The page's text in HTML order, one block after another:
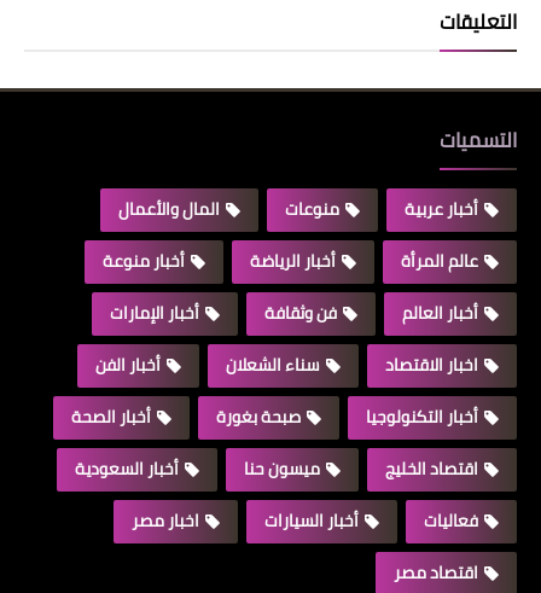
التعليقات
التسميات
أخبار عربية منوعات
المال والأعمال
عالم المرأة
أخبار الرياضة
أخبار منوعة
أخبار العالم
فن وثقافة
أخبار الإمارات
اخبار الاقتصاد
سناء الشعلان
أخبار الفن
أخبار التكنولوجيا
صبحة بغورة
أخبار الصحة
اقتصاد الخليج
ميسون حنا
أخبار السعودية
فعاليات
أخبار السيارات
اخبار مصر
اقتصاد مصر